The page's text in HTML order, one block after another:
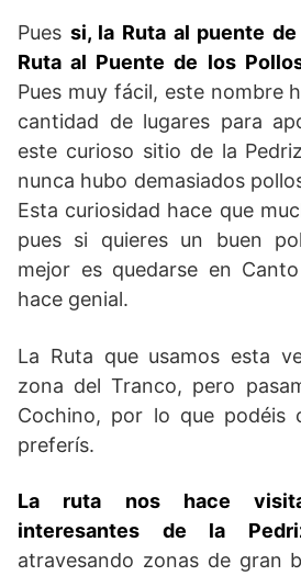
Pues si, la Ruta al puente
Ruta al Puente de los
Pues muy fácil, este nombre
cantidad de lugares para
este curioso sitio de la
nunca hubo demasiados
Esta curiosidad hace que
pues si quieres un buen
mejor es quedarse en
hace genial.
La Ruta que usamos esta
zona del Tranco, pero
Cochino, por lo que podéis
preferís.
La ruta nos hace
interesantes de la
atravesando zonas de gran